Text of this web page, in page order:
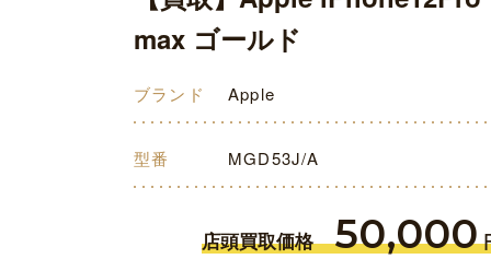
max ゴールド
ブランド Apple
型番 MGD53J/A
店頭買取価格 50,000